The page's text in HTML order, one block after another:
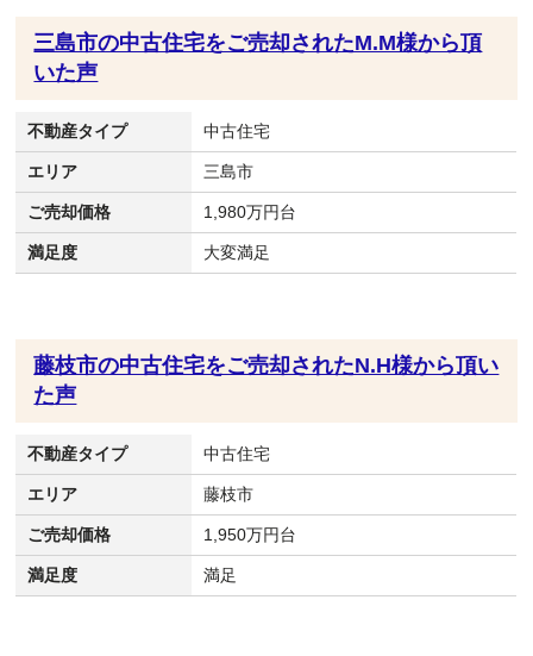
三島市の中古住宅をご売却されたM.M様から頂
いた声
不動産タイプ 中古住宅
エリア 三島市
ご売却価格 1,980万円台
満足度 大変満足
藤枝市の中古住宅をご売却されたN.H様から頂い
た声
不動産タイプ 中古住宅
エリア 藤枝市
ご売却価格 1,950万円台
満足度 満足